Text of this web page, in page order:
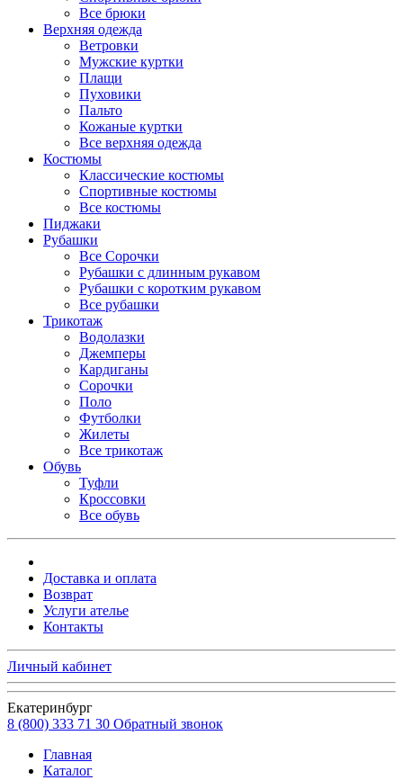
Все брюки
Верхняя одежда
Ветровки
Мужские куртки
Плащи
Пуховики
Пальто
Кожаные куртки
Все верхняя одежда
Костюмы
Классические костюмы
Спортивные костюмы
Все костюмы
Пиджаки
Рубашки
Все Сорочки
Рубашки с длинным рукавом
Рубашки с коротким рукавом
Все рубашки
Трикотаж
Водолазки
Джемперы
Кардиганы
Сорочки
Поло
Футболки
Жилеты
Все трикотаж
Обувь
Туфли
Кроссовки
Все обувь
Доставка и оплата
Возврат
Услуги ателье
Контакты
Личный кабинет
Екатеринбург
8 (800) 333 71 30 Обратный звонок
Главная
Каталог